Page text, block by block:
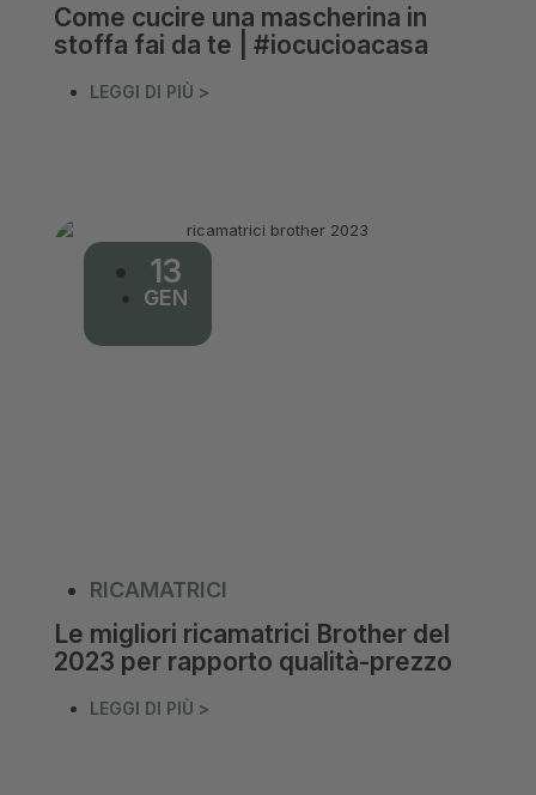
Come cucire una mascherina in
stoffa fai da te | #iocucioacasa
LEGGI DI PIÙ >
13
GEN
RICAMATRICI
Le migliori ricamatrici Brother del
2023 per rapporto qualità-prezzo
LEGGI DI PIÙ >